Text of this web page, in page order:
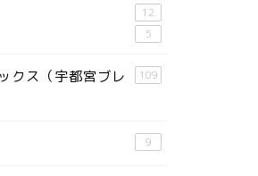
12
5
クス（宇都宮ブレ
109
9